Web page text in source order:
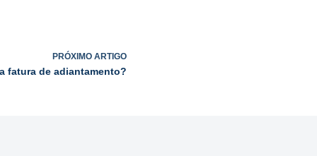
PRÓXIMO ARTIGO
fatura de adiantamento?